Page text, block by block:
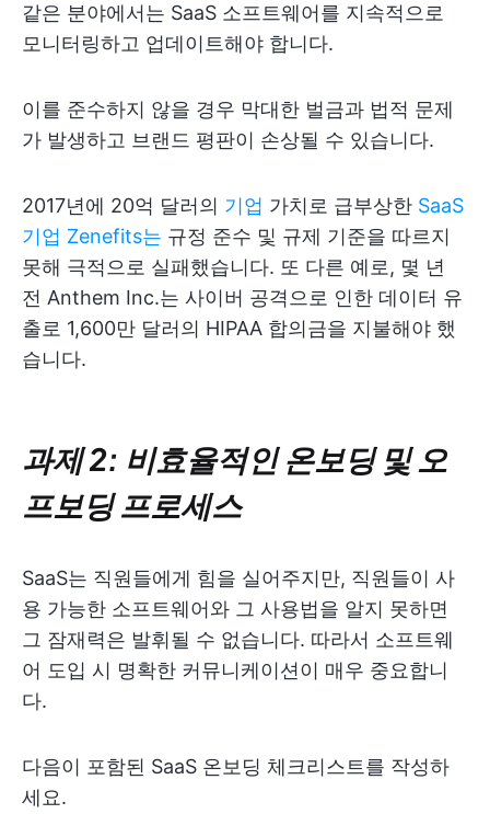
같은 분야에서는 SaaS 소프트웨어를 지속적으로
모니터링하고 업데이트해야 합니다.
이를 준수하지 않을 경우 막대한 벌금과 법적 문제
가 발생하고 브랜드 평판이 손상될 수 있습니다.
2017년에 20억 달러의 기업 가치로 급부상한 SaaS
기업 Zenefits는 규정 준수 및 규제 기준을 따르지
못해 극적으로 실패했습니다. 또 다른 예로, 몇 년
전 Anthem Inc.는 사이버 공격으로 인한 데이터 유
출로 1,600만 달러의 HIPAA 합의금을 지불해야 했
습니다.
과제 2: 비효율적인 온보딩 및 오
프보딩 프로세스
SaaS는 직원들에게 힘을 실어주지만, 직원들이 사
용 가능한 소프트웨어와 그 사용법을 알지 못하면
그 잠재력은 발휘될 수 없습니다. 따라서 소프트웨
어 도입 시 명확한 커뮤니케이션이 매우 중요합니
다.
다음이 포함된 SaaS 온보딩 체크리스트를 작성하
세요.